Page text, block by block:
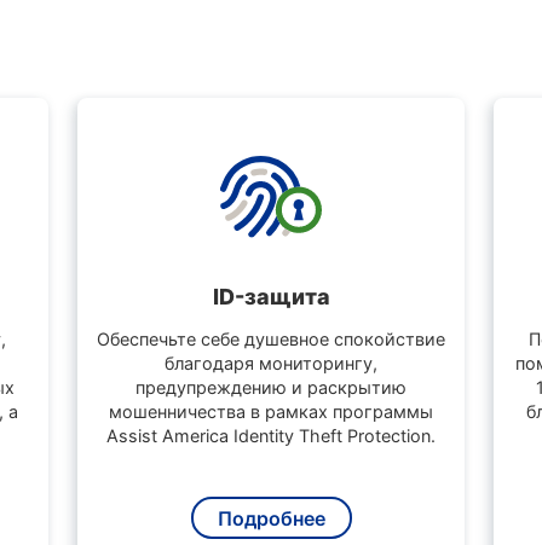
а
ID-защита
Обеспечьте себе душевное спокойствие
благодаря мониторингу,
предупреждению и раскрытию
мошенничества в рамках программы
Assist America Identity Theft Protection.
Подробнее